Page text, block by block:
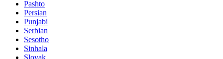
Pashto
Persian
Punjabi
Serbian
Sesotho
Sinhala
Slovak